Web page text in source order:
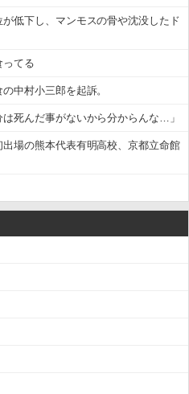
低下し、マンモスの骨や沈没したド
ってる
中村小三郎を起訴。
死んだ事がないから分からんな…」
場の熊本代表有明高校、京都立命館